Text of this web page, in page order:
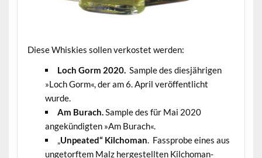
Diese Whiskies sollen verkostet werden:
Loch Gorm 2020.Sample des diesjährigen
»Loch Gorm«, der am 6. April veröffentlicht
wurde.
Am Burach.Sample des für Mai 2020
angekündigten »Am Burach«.
„Unpeated“ Kilchoman. Fassprobe eines aus
ungetorftem Malz hergestellten Kilchoman-